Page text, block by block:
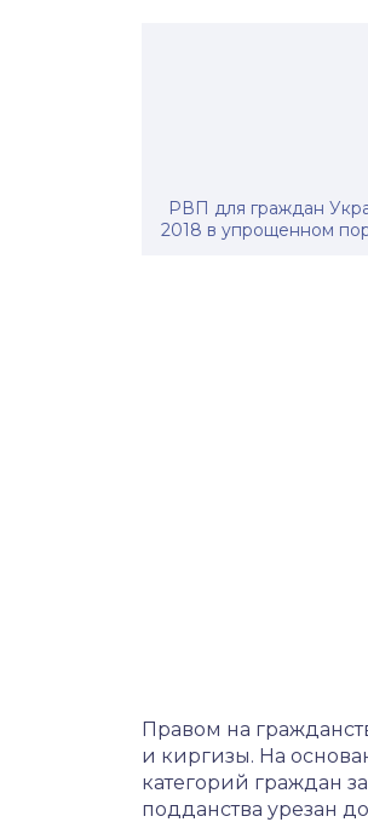
РВП для граждан
2018 в упрощенном
Правом на
и киргизы. На
категорий граждан
подданства урезан